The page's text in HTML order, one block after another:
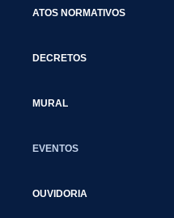
ATOS NORMATIVOS
DECRETOS
MURAL
EVENTOS
OUVIDORIA